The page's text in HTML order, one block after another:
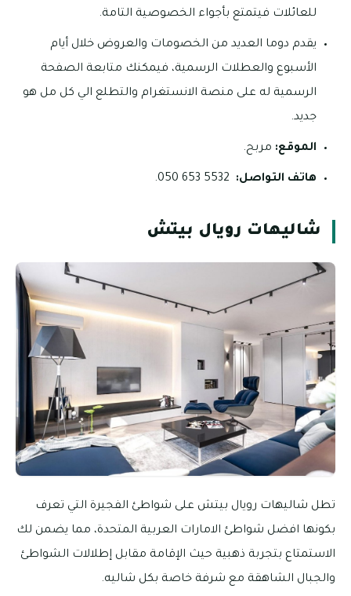
للعائلات فيتمتع بأجواء الخصوصية التامة.
يقدم دوما العديد من الخصومات والعروض خلال أيام
الأسبوع والعطلات الرسمية، فيمكنك متابعة الصفحة
الرسمية له على منصة الانستغرام والتطلع الي كل مل هو
جديد.
الموقع: مربح.
هاتف التواصل:
شاليهات رويال بيتش
تطل شاليهات رويال بيتش على شواطئ الفجيرة التي تعرف
بكونها افضل شواطئ الامارات العربية المتحدة، مما يضمن لك
الاستمتاع بتجربة ذهبية حيث الإقامة مقابل إطلالات الشواطئ
والجبال الشاهقة مع شرفة خاصة بكل شاليه.